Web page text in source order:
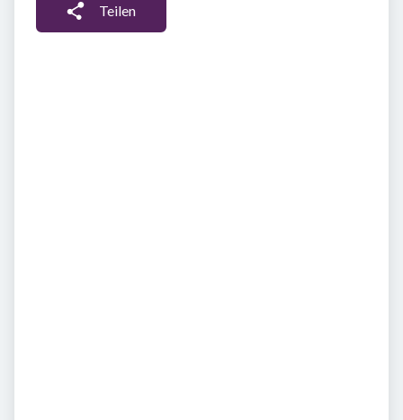
Teilen